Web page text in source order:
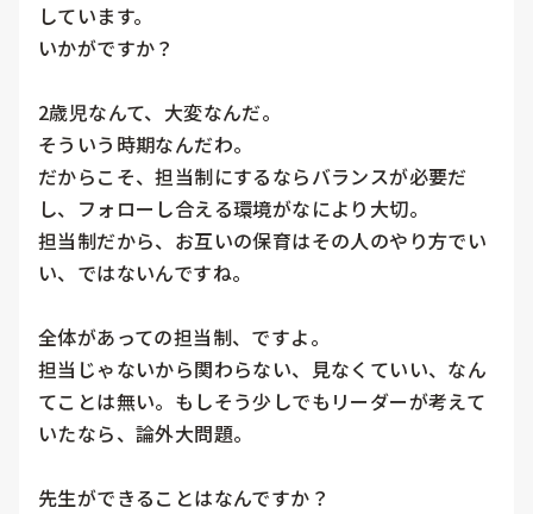
しています。
いかがですか？
2歳児なんて、大変なんだ。
そういう時期なんだわ。
だからこそ、担当制にするならバランスが必要だ
し、フォローし合える環境がなにより大切。
担当制だから、お互いの保育はその人のやり方でい
い、ではないんですね。
全体があっての担当制、ですよ。
担当じゃないから関わらない、見なくていい、なん
てことは無い。もしそう少しでもリーダーが考えて
いたなら、論外大問題。
先生ができることはなんですか？